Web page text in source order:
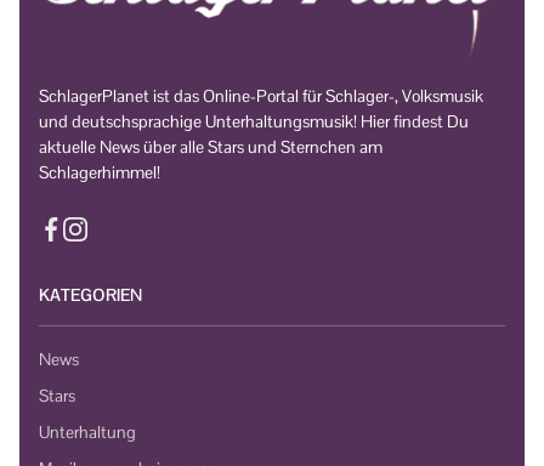
SchlagerPlanet ist das Online-Portal für Schlager-, Volksmusik
und deutschsprachige Unterhaltungsmusik! Hier findest Du
aktuelle News über alle Stars und Sternchen am
Schlagerhimmel!
KATEGORIEN
News
Stars
Unterhaltung